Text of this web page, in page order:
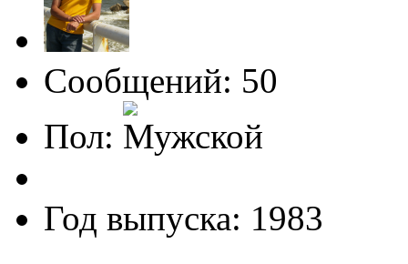
Сообщений: 50
Пол:
Год выпуска: 1983